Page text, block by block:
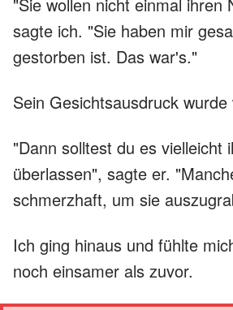
sagte ich. "Sie haben mir
gestorben ist. Das war's."
Sein Gesichtsausdruck wurde
"Dann solltest du es vielleicht
überlassen", sagte er.
schmerzhaft, um sie
Ich ging hinaus und fühlte
noch einsamer als zuvor.